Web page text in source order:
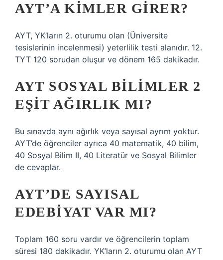
AYT’A KIMLER GIRER?
AYT, YK’ların 2. oturumu olan (Üniversite
tesislerinin incelenmesi) yeterlilik testi alanıdır. 12.
TYT 120 sorudan oluşur ve dönem 165 dakikadır.
AYT SOSYAL BILIMLER 2
EŞIT AĞIRLIK MI?
Bu sınavda aynı ağırlık veya sayısal ayrım yoktur.
AYT’de öğrenciler ayrıca 40 matematik, 40 bilim,
40 Sosyal Bilim II, 40 Literatür ve Sosyal Bilimler
de cevaplar.
AYT’DE SAYISAL
EDEBIYAT VAR MI?
Toplam 160 soru vardır ve öğrencilerin toplam
süresi 180 dakikadır. YK’ların 2. oturumu olan AYT